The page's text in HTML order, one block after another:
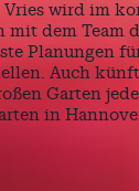
Vries wird im
mit dem Team
Planungen
Auch
Garten
in